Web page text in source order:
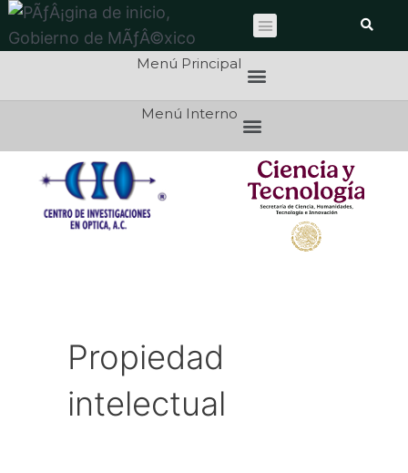
Menú Principal
Menú Interno
Propiedad
intelectual